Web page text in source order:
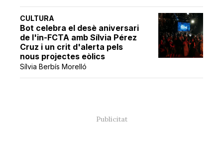
CULTURA
Bot celebra el desè aniversari
de l'in-FCTA amb Sílvia Pérez
Cruz i un crit d'alerta pels
nous projectes eòlics
Sílvia Berbís Morelló